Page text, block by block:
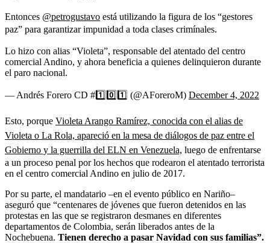
Entonces @petrogustavo está utilizando la figura de los “gestores
paz” para garantizar impunidad a toda clases crimínales.
Lo hizo con alias “Violeta”, responsable del atentado del centro
comercial Andino, y ahora beneficia a quienes delinquieron durante
el paro nacional.
— Andrés Forero CD #1️⃣0️⃣1️⃣ (@AForeroM) December 4, 2022
Esto, porque Violeta Arango Ramírez, conocida con el alias de
Violeta o La Rola, apareció en la mesa de diálogos de paz entre el
Gobierno y la guerrilla del ELN en Venezuela, luego de enfrentarse
a un proceso penal por los hechos que rodearon el atentado terrorista
en el centro comercial Andino en julio de 2017.
Por su parte, el mandatario –en el evento público en Nariño–
aseguró que “centenares de jóvenes que fueron detenidos en las
protestas en las que se registraron desmanes en diferentes
departamentos de Colombia, serán liberados antes de la
Nochebuena. Tienen derecho a pasar Navidad con sus familias”.